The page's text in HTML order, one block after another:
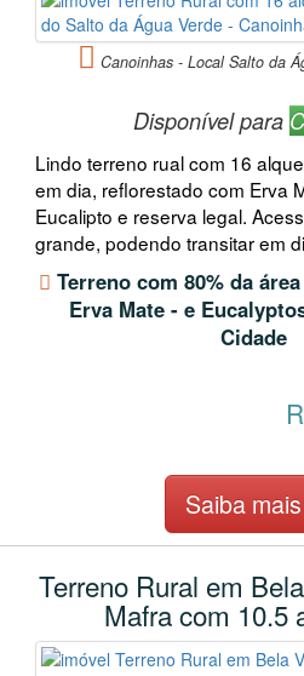
Canoinhas - Local Salto da
Disponível para
Lindo terreno rual com 16
em dia, reflorestado com Erva
Eucalipto e reserva legal.
grande, podendo transitar em
Terreno com 80% da
Erva Mate - e
Cidade
Saiba
Terreno Rural em
Mafra com 10.5